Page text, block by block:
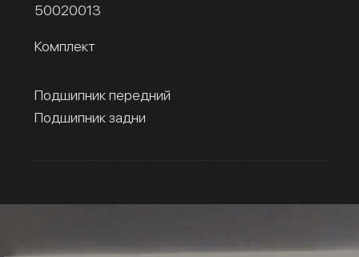
50020013
Комплект
Подшипник передний
Подшипник задни